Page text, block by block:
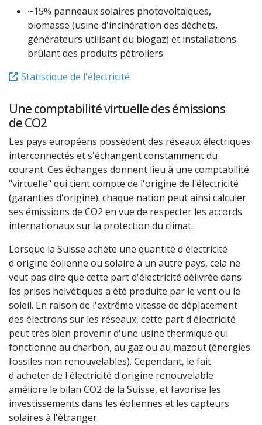
~15% panneaux solaires photovoltaïques,
biomasse (usine d'incinération des déchets,
générateurs utilisant du biogaz) et installations
brûlant des produits pétroliers.
Statistique de l'électricité
Une comptabilité virtuelle des émissions
de CO2
Les pays européens possèdent des réseaux électriques
interconnectés et s'échangent constamment du
courant. Ces échanges donnent lieu à une comptabilité
"virtuelle" qui tient compte de l'origine de l'électricité
(garanties d'origine): chaque nation peut ainsi calculer
ses émissions de CO2 en vue de respecter les accords
internationaux sur la protection du climat.
Lorsque la Suisse achète une quantité d'électricité
d'origine éolienne ou solaire à un autre pays, cela ne
veut pas dire que cette part d'électricité délivrée dans
les prises helvétiques a été produite par le vent ou le
soleil. En raison de l'extrême vitesse de déplacement
des électrons sur les réseaux, cette part d'électricité
peut très bien provenir d'une usine thermique qui
fonctionne au charbon, au gaz ou au mazout (énergies
fossiles non renouvelables). Cependant, le fait
d'acheter de l'électricité d'origine renouvelable
améliore le bilan CO2 de la Suisse, et favorise les
investissements dans les éoliennes et les capteurs
solaires à l'étranger.